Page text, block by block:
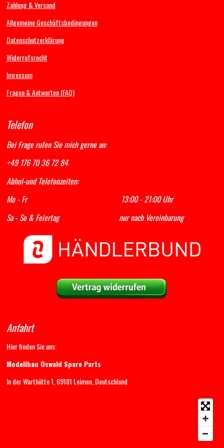
c
b
o
s
a
r
m
u
u
e
s
Zahlung & Versand
Allgemeine Geschäftsbedingungen
Datenschutzerklärung
Widerrufsrecht
Imressum
Fragen & Antworten (FAQ)
Telefon
Bei Frage rufen Sie mich gerne an:
+49 176 70 36 72 84
Abhol-und Telefonzeiten:
Mo - Fr 13:00 - 21:00 Uhr
Sa - So & Feiertag nur nach Vereinbarung
Anfahrt
Hier finden Sie uns:
Modellbau Oswald Spare Parts
In der Warthütte 1, 69181 Leimen, Deutschland